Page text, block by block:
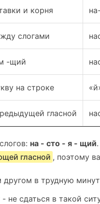
и корня
слогами
-щий
на строке
гласной
на - сто - я - щий
гласной , поэтому
в трудную
не сдаться в такой